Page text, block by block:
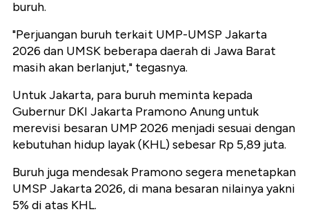
buruh.
"Perjuangan buruh terkait UMP-UMSP Jakarta
2026 dan UMSK beberapa daerah di Jawa Barat
masih akan berlanjut," tegasnya.
Untuk Jakarta, para buruh meminta kepada
Gubernur DKI Jakarta Pramono Anung untuk
merevisi besaran UMP 2026 menjadi sesuai dengan
kebutuhan hidup layak (KHL) sebesar Rp 5,89 juta.
Buruh juga mendesak Pramono segera menetapkan
UMSP Jakarta 2026, di mana besaran nilainya yakni
5% di atas KHL.